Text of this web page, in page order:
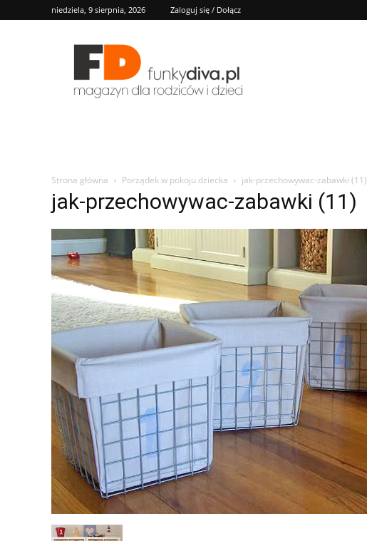
niedziela, 9 sierpnia, 2026 Zaloguj się / Dołącz
FD
Strona główna Porządek w pokoju dziecka jak-przechowywac-zabawki (11)
jak-przechowywac-zabawki (11)